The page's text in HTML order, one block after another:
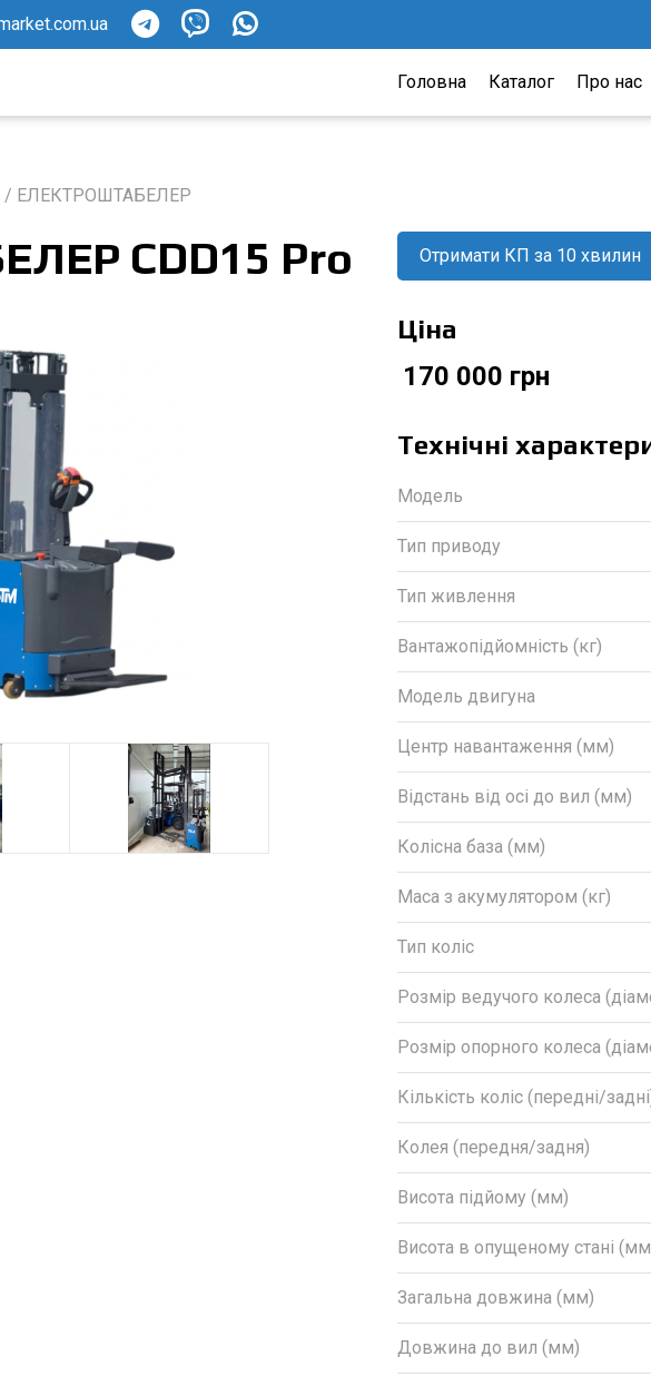
Головна Каталог Про нас
/ ЕЛЕКТРОШТАБЕЛЕР
CDD15 Pro Отримати КП за 10 хвилин
Ціна
170 000 грн
Технічні
Модель
Тип приводу
Тип живлення
Вантажопідйомність (кг)
Модель двигуна
Центр навантаження (мм)
Відстань від осі до вил (мм)
Колісна база (мм)
Маса з акумулятором (кг)
Тип коліс
Розмір ведучого колеса
Розмір опорного колеса
Кількість коліс (передні/
Колея (передня/задня)
Висота підйому (мм)
Висота в опущеному стані
Загальна довжина (мм)
Довжина до вил (мм)